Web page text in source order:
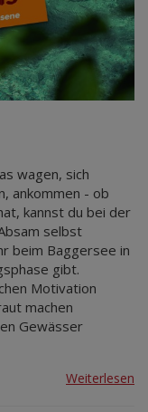
wagen, sich
ankommen - ob
kannst du bei der
selbst
beim Baggersee in
gibt.
Motivation
machen
Gewässer
Weiterlesen